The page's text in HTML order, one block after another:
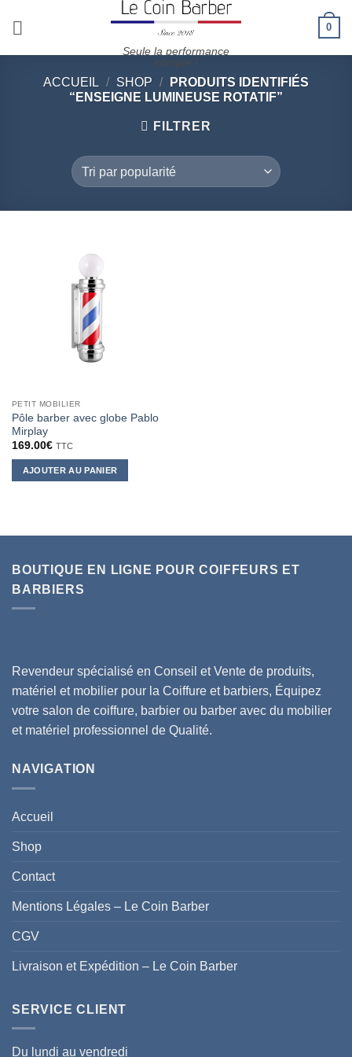
Seule la performance
compte !
0
ACCUEIL / SHOP /
PRODUITS IDENTIFIÉS
“ENSEIGNE LUMINEUSE ROTATIF”
FILTRER
PETIT MOBILIER
Pôle barber avec globe Pablo
Mirplay
169.00€ TTC
AJOUTER AU PANIER
BOUTIQUE EN LIGNE POUR COIFFEURS ET
BARBIERS
Revendeur spécialisé en Conseil et Vente de produits,
matériel et mobilier pour la Coiffure et barbiers, Équipez
votre salon de coiffure, barbier ou barber avec du mobilier
et matériel professionnel de Qualité.
NAVIGATION
Accueil
Shop
Contact
Mentions Légales – Le Coin Barber
CGV
Livraison et Expédition – Le Coin Barber
SERVICE CLIENT
Du lundi au vendredi